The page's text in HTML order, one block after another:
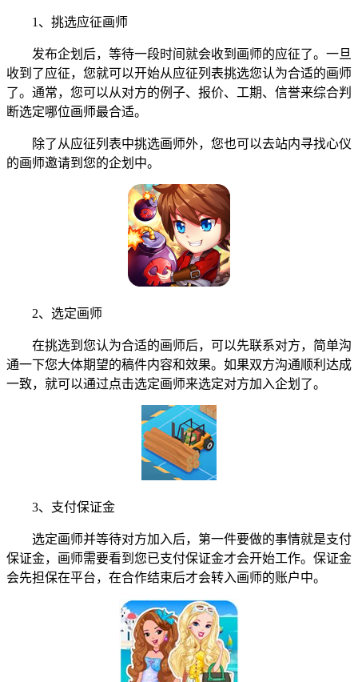
1、挑选应征画师
发布企划后，等待一段时间就会收到画师的应征了。一旦
收到了应征，您就可以开始从应征列表挑选您认为合适的画师
了。通常，您可以从对方的例子、报价、工期、信誉来综合判
断选定哪位画师最合适。
除了从应征列表中挑选画师外，您也可以去站内寻找心仪
的画师邀请到您的企划中。
2、选定画师
在挑选到您认为合适的画师后，可以先联系对方，简单沟
通一下您大体期望的稿件内容和效果。如果双方沟通顺利达成
一致，就可以通过点击选定画师来选定对方加入企划了。
3、支付保证金
选定画师并等待对方加入后，第一件要做的事情就是支付
保证金，画师需要看到您已支付保证金才会开始工作。保证金
会先担保在平台，在合作结束后才会转入画师的账户中。